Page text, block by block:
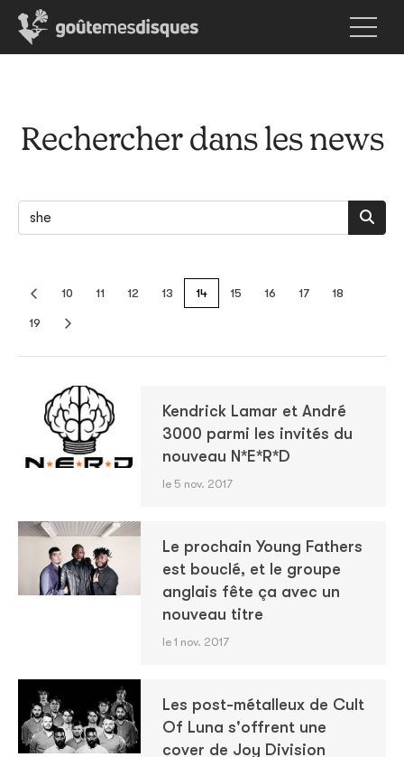
Rechercher dans les news
10 11 12 13 14 15 16 17 18
19
Kendrick Lamar et André
3000 parmi les invités du
nouveau N*E*R*D
le 5 nov. 2017
Le prochain Young Fathers
est bouclé, et le groupe
anglais fête ça avec un
nouveau titre
le 1 nov. 2017
Les post-métalleux de Cult
Of Luna s'offrent une
cover de Joy Division